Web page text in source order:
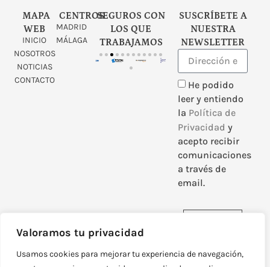
Valoramos tu privacidad
Usamos cookies para mejorar tu experiencia de navegación,
MAPA
WEB
INICIO
NOSOTROS
NOTICIAS
CONTACTO
CENTROS
MADRID
MÁLAGA
SEGUROS CON
LOS QUE
TRABAJAMOS
SUSCRÍBETE A
NUESTRA
NEWSLETTER
He podido
leer y entiendo
la Política de
Privacidad y
acepto recibir
comunicaciones
a través de
email.